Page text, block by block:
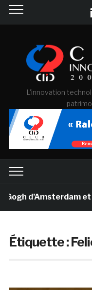
L'innovation
d’Amsterdam et
Étiquette :